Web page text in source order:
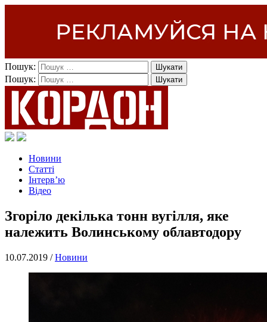
Пошук:
Пошук:
Новини
Статті
Інтерв’ю
Відео
Згоріло декілька тонн вугілля, яке
належить Волинському облавтодору
10.07.2019 /Новини